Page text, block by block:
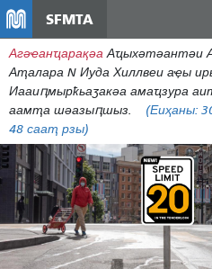
SFMTA
Агәҽанҵарақәа Аҵыхәтәантәи
Аҭалара N Иуда Хиллвеи аҿы
Иааиԥмырҟьаӡакәа амаҵзура
аамҭа шәазыԥшыз.
(Еиҳаны:
48 сааҭ рзы)